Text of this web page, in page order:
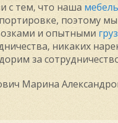
с тем, что наша мебель
поэтому
и опытными
никаких
за
Марина